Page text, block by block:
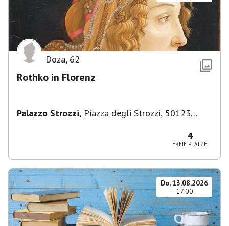
Doza, 62
Rothko in Florenz
Palazzo Strozzi, Piazza degli Strozzi, 50123
4
FREIE PLÄTZE
Do, 13.08.2026
17:00